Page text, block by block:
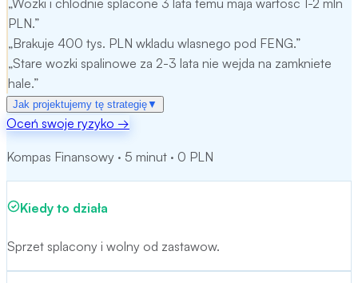
„Wozki i chlodnie splacone 3 lata temu maja wartosc 1-2 mln
PLN.”
„Brakuje 400 tys. PLN wkladu wlasnego pod FENG.”
„Stare wozki spalinowe za 2-3 lata nie wejda na zamkniete
hale.”
Jak projektujemy tę strategię▼
Mechanizm: Sale & Leaseback sprzetu magazynowego.
Cel strategii: Cel strategii: uwolnienie zamrozonych
Oceń swoje ryzyko →
Kompas Finansowy · 5 minut · 0 PLN
Kiedy to działa
Sprzet splacony i wolny od zastawow.